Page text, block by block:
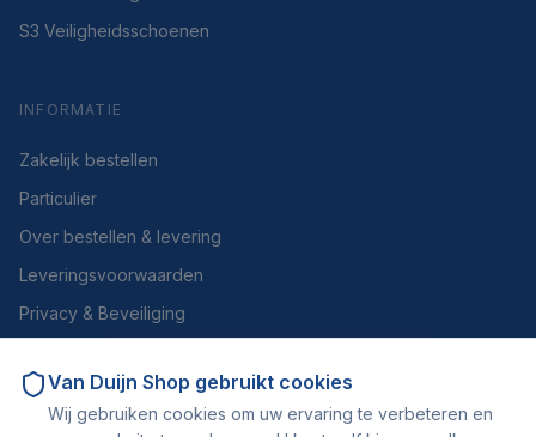
S3 Veiligheidsschoenen
INFORMATIE
Zakelijk bestellen
Particulier
Over bestellen & levering
Leveringsvoorwaarden
Privacy & Beveiliging
Over ons
Contact
Van Duijn Shop gebruikt cookies
Wij gebruiken cookies om uw ervaring te verbeteren en